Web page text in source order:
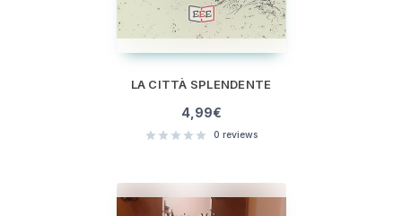
LA CITTÀ SPLENDENTE
4,99€
0 reviews